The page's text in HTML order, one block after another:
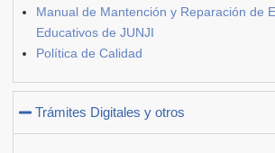
Manual de Mantención y Reparación de
Educativos de JUNJI
Política de Calidad
Trámites Digitales y otros